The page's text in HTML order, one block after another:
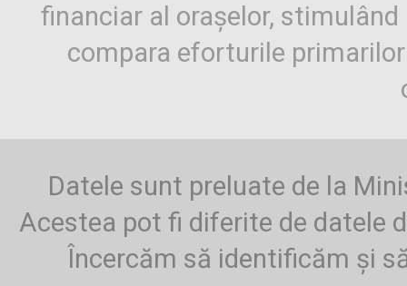
financiar al orașelor,
compara eforturile
Datele sunt preluate de la
Acestea pot fi diferite de datele
Încercăm să identificăm și